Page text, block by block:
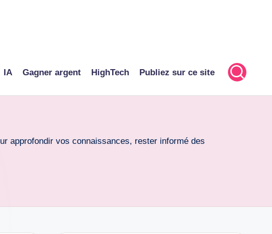
IA Gagner argent HighTech Publiez sur ce site
approfondir vos connaissances, rester informé des